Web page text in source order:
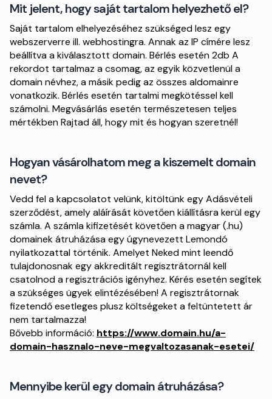
Mit jelent, hogy saját tartalom helyezhető el?
Saját tartalom elhelyezéséhez szükséged lesz egy
webszerverre ill. webhostingra. Annak az IP címére lesz
beállítva a kiválasztott domain. Bérlés esetén 2db A
rekordot tartalmaz a csomag, az egyik közvetlenül a
domain névhez, a másik pedig az összes aldomainre
vonatkozik. Bérlés esetén tartalmi megkötéssel kell
számolni. Megvásárlás esetén természetesen teljes
mértékben Rajtad áll, hogy mit és hogyan szeretnél!
Hogyan vásárolhatom meg a kiszemelt domain
nevet?
Vedd fel a kapcsolatot velünk, kitöltünk egy Adásvételi
szerződést, amely aláírását követően kiállításra kerül egy
számla. A számla kifizetését követően a magyar (.hu)
domainek átruházása egy úgynevezett Lemondó
nyilatkozattal történik. Amelyet Neked mint leendő
tulajdonosnak egy akkreditált regisztrátornál kell
csatolnod a regisztrációs igényhez. Kérés esetén segítek
a szükséges ügyek elintézésében! A regisztrátornak
fizetendő esetleges plusz költségeket a feltüntetett ár
nem tartalmazza!
Bővebb információ: https://www.domain.hu/a-
domain-hasznalo-neve-megvaltozasanak-esetei/
Mennyibe kerül egy domain átruházása?